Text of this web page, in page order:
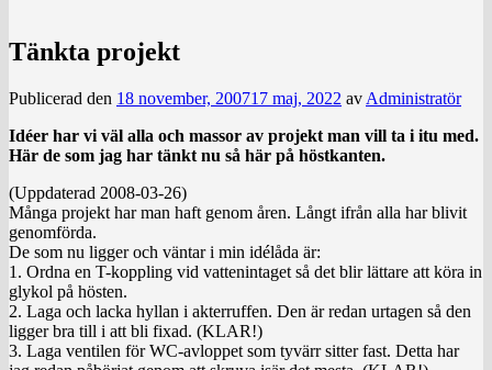
Tänkta projekt
Publicerad den 18 november, 200717 maj, 2022 av Administratör
Idéer har vi väl alla och massor av projekt man vill ta i itu med.
Här de som jag har tänkt nu så här på höstkanten.
(Uppdaterad 2008-03-26)
Många projekt har man haft genom åren. Långt ifrån alla har blivit
genomförda.
De som nu ligger och väntar i min idélåda är:
1. Ordna en T-koppling vid vattenintaget så det blir lättare att köra in
glykol på hösten.
2. Laga och lacka hyllan i akterruffen. Den är redan urtagen så den
ligger bra till i att bli fixad. (KLAR!)
3. Laga ventilen för WC-avloppet som tyvärr sitter fast. Detta har